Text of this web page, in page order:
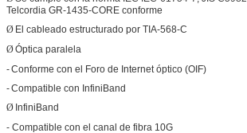
Telcordia GR-1435-CORE conforme
Ø El cableado estructurado por TIA-568-C
ØÓptica paralela
-Conforme con el Foro de Internet óptico (OIF)
-Compatible con InfiniBand
Ø InfiniBand
- Compatible con el canal de fibra 10G